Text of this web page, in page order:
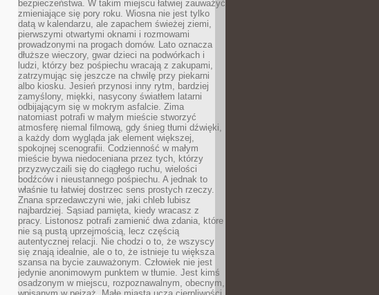
bezpieczeństwa. W takim miejscu łatwiej zauważyć
zmieniające się pory roku. Wiosna nie jest tylko
datą w kalendarzu, ale zapachem świeżej ziemi,
pierwszymi otwartymi oknami i rozmowami
prowadzonymi na progach domów. Lato oznacza
dłuższe wieczory, gwar dzieci na podwórkach i
ludzi, którzy bez pośpiechu wracają z zakupami,
zatrzymując się jeszcze na chwilę przy piekarni
albo kiosku. Jesień przynosi inny rytm, bardziej
zamyślony, miękki, nasycony światłem latarni
odbijającym się w mokrym asfalcie. Zima
natomiast potrafi w małym mieście stworzyć
atmosferę niemal filmową, gdy śnieg tłumi dźwięki,
a każdy dom wygląda jak element większej,
spokojnej scenografii. Codzienność w małym
mieście bywa niedoceniana przez tych, którzy
przyzwyczaili się do ciągłego ruchu, wielości
bodźców i nieustannego pośpiechu. A jednak to
właśnie tu łatwiej dostrzec sens prostych rzeczy.
Znana sprzedawczyni wie, jaki chleb lubisz
najbardziej. Sąsiad pamięta, kiedy wracasz z
pracy. Listonosz potrafi zamienić dwa zdania, które
nie są pustą uprzejmością, lecz częścią
autentycznej relacji. Nie chodzi o to, że wszyscy
się znają idealnie, ale o to, że istnieje tu większa
szansa na bycie zauważonym. Człowiek nie jest
jedynie anonimowym punktem w tłumie. Jest kimś
osadzonym w miejscu, rozpoznawalnym, obecnym,